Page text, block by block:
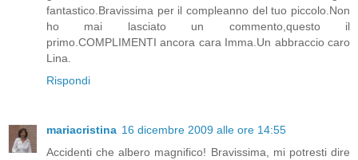
fantastico.Bravissima per il compleanno del tuo piccolo.Non
ho mai lasciato un commento,questo il
primo.COMPLIMENTI ancora cara Imma.Un abbraccio caro
Lina.
Rispondi
mariacristina 16 dicembre 2009 alle ore 14:55
Accidenti che albero magnifico! Bravissima, mi potresti dire